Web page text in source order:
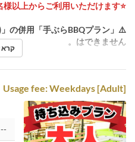
⭐️2名様以上からご利用いただけます
み)」の併用
はできません。
קרא
Usage fee: Weekdays [Adult]